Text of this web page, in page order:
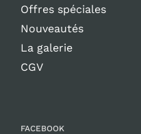
Offres spéciales
Nouveautés
La galerie
CGV
FACEBOOK